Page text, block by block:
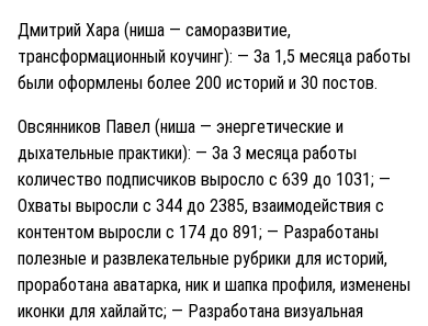
Дмитрий Хара (ниша — саморазвитие,
трансформационный коучинг): — За 1,5 месяца работы
были оформлены более 200 историй и 30 постов.
Овсянников Павел (ниша — энергетические и
дыхательные практики): — За 3 месяца работы
количество подписчиков выросло с 639 до 1031; —
Охваты выросли с 344 до 2385, взаимодействия с
контентом выросли с 174 до 891; — Разработаны
полезные и развлекательные рубрики для историй,
проработана аватарка, ник и шапка профиля, изменены
иконки для хайлайтс; — Разработана визуальная